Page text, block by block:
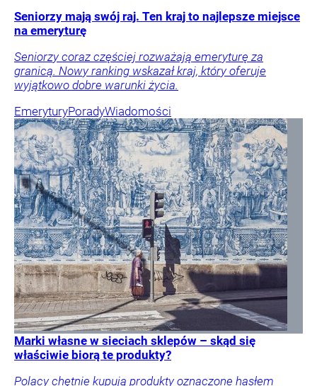
Seniorzy mają swój raj. Ten kraj to najlepsze miejsce
na emeryturę
Seniorzy coraz częściej rozważają emeryturę za
granicą. Nowy ranking wskazał kraj, który oferuje
wyjątkowo dobre warunki życia.
EmeryturyPoradyWiadomości
Marki własne w sieciach sklepów – skąd się
właściwie biorą te produkty?
Polacy chętnie kupują produkty oznaczone hasłem